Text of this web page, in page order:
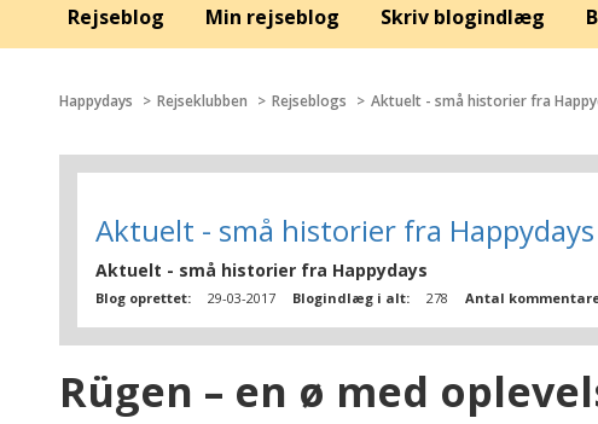
Rejseblog Min rejseblog Skriv blogindlæg
Happydays Rejseklubben Rejseblogs Aktuelt - små historier fra
Aktuelt - små historier fra Happydays
Aktuelt - små historier fra Happydays
Blog oprettet: 29-03-2017 Blogindlæg i alt: 278 Antal
Rügen – en ø med